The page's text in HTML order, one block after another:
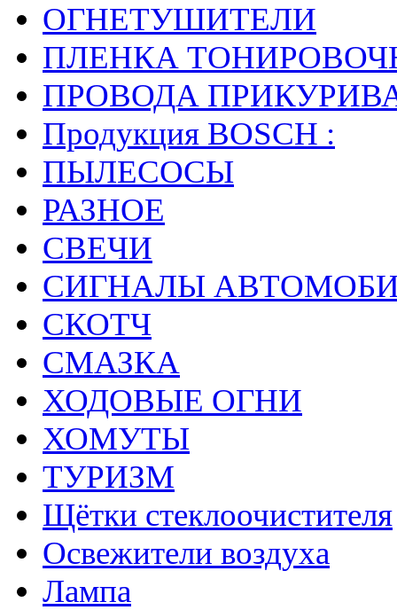
ОГНЕТУШИТЕЛИ
ПЛЕНКА
ПРОВОДА
Продукция BOSCH :
ПЫЛЕСОСЫ
РАЗНОЕ
СВЕЧИ
СИГНАЛЫ
СКОТЧ
СМАЗКА
ХОДОВЫЕ ОГНИ
ХОМУТЫ
ТУРИЗМ
Щётки стеклоочистителя
Освежители воздуха
Лампа